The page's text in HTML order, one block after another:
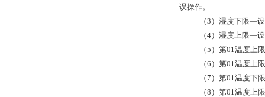
误操作。
（3）湿度下限—
（4）湿度上限—
（5）第01温度
（6）第01温度
（7）第01温度
（8）第01温度